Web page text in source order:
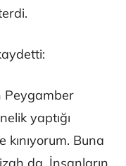
Peygamber
yaptığı
kınıyorum. Buna